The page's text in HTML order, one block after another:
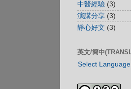
中醫經驗 (3)
演講分享 (3)
靜心好文 (3)
英文/簡中
Select Language